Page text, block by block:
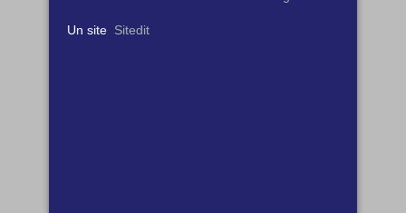
Un site Sitedit